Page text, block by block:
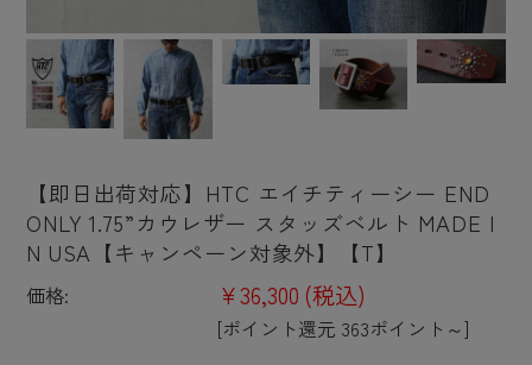
【即日出荷対応】HTC エイチティーシー END
ONLY 1.75”カウレザー スタッズベルト MADE I
N USA【キャンペーン対象外】【T】
価格: ¥36,300 (税込)
[ポイント還元 363ポイント～]